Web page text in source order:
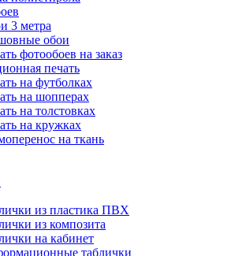
3 метра
обои
фотообоев на заказ
печать
на футболках
на шопперах
на толстовках
на кружках
на ткань
из пластика ПВХ
из композита
на кабинет
таблички